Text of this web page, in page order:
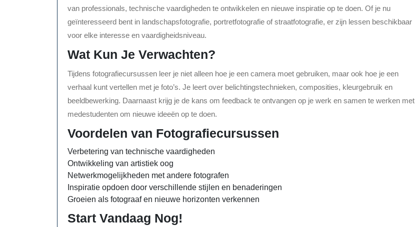
van professionals, technische vaardigheden te ontwikkelen en nieuwe inspiratie op te doen. Of je nu
geïnteresseerd bent in landschapsfotografie, portretfotografie of straatfotografie, er zijn lessen beschikbaar
voor elke interesse en vaardigheidsniveau.
Wat Kun Je Verwachten?
Tijdens fotografiecursussen leer je niet alleen hoe je een camera moet gebruiken, maar ook hoe je een
verhaal kunt vertellen met je foto’s. Je leert over belichtingstechnieken, composities, kleurgebruik en
beeldbewerking. Daarnaast krijg je de kans om feedback te ontvangen op je werk en samen te werken met
medestudenten om nieuwe ideeën op te doen.
Voordelen van Fotografiecursussen
Verbetering van technische vaardigheden
Ontwikkeling van artistiek oog
Netwerkmogelijkheden met andere fotografen
Inspiratie opdoen door verschillende stijlen en benaderingen
Groeien als fotograaf en nieuwe horizonten verkennen
Start Vandaag Nog!